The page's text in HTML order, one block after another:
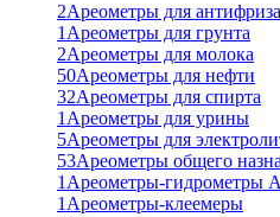
2Ареометры для антифриза
1 Ареометры для грунта
2Ареометры для молока
50Ареометры для нефти
32Ареометры для спирта
1 Ареометры для урины
5Ареометры для
53Ареометры общего
1 Ареометры-гидрометры
1 Ареометры-клеемеры